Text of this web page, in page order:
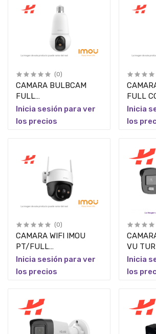
(0)
CAMARA BULBCAM
FULL
COLOR/5MP/IMOU/DISUASION
ACTIVA/MODO
PRIVACIDAD/AUDIO
Inicia sesión para ver
los precios
FULL
10MP/
DUAL/
FIJO/
Inicia
los
(0)
CAMARA WIFI IMOU
PT/FULL
COLOR/5MP/CRUISER
SE/AUDIO
Inicia sesión para ver
los precios
VU
HD/
2.8MM/
Inicia
los